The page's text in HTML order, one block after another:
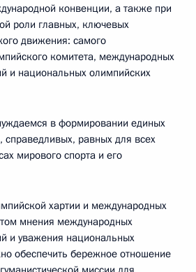
конвенции, а также при
роли главных, ключевых
движения: самого
комитета, международных
и национальных олимпийских
в формировании единых
равных для всех
мирового спорта и его
хартии и международных
мнения международных
и уважения национальных
обеспечить бережное отношение